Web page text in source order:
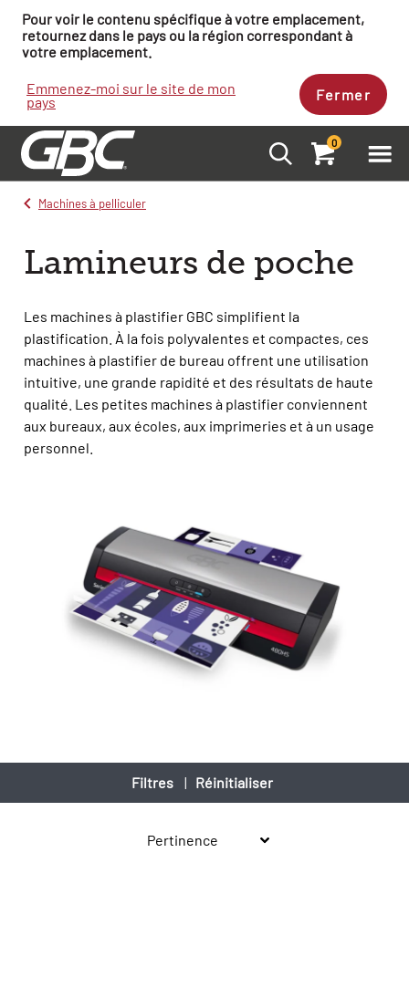
Pour voir le contenu spécifique à votre emplacement,
retournez dans le pays ou la région correspondant à
votre emplacement.
Emmenez-moi sur le site de mon
pays Fermer
0
Machines à pelliculer
Lamineurs de poche
Les machines à plastifier GBC simplifient la
plastification. À la fois polyvalentes et compactes, ces
machines à plastifier de bureau offrent une utilisation
intuitive, une grande rapidité et des résultats de haute
qualité. Les petites machines à plastifier conviennent
aux bureaux, aux écoles, aux imprimeries et à un usage
personnel.
Filtres | Réinitialiser